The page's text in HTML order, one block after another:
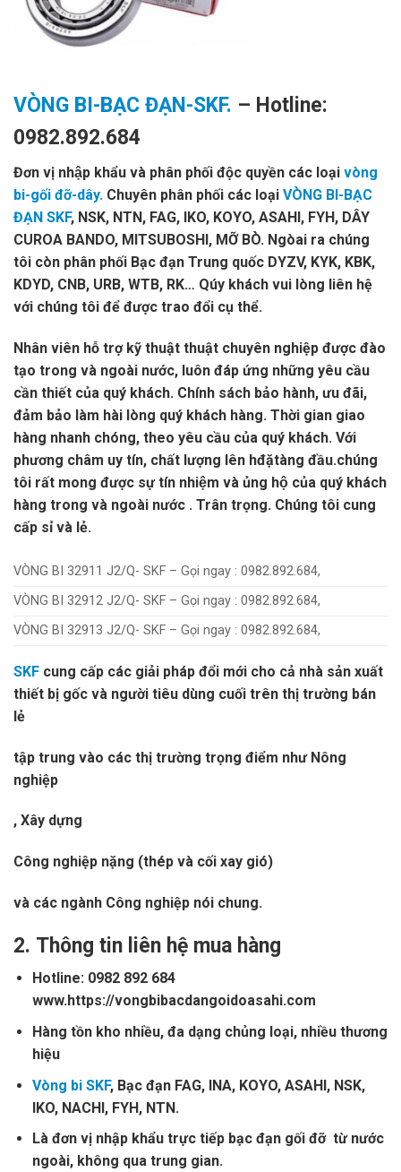
VÒNG BI-BẠC ĐẠN-SKF. – Hotline:
0982.892.684
Đơn vị nhập khẩu và phân phối độc quyền các loại vòng
bi-gối đỡ-dây. Chuyên phân phối các loại VÒNG BI-BẠC
ĐẠN SKF, NSK, NTN, FAG, IKO, KOYO, ASAHI, FYH, DÂY
CUROA BANDO, MITSUBOSHI, MỠ BÒ. Ngòai ra chúng
tôi còn phân phối Bạc đạn Trung quốc DYZV, KYK, KBK,
KDYD, CNB, URB, WTB, RK… Qúy khách vui lòng liên hệ
với chúng tôi để được trao đổi cụ thể.
Nhân viên hỗ trợ kỹ thuật thuật chuyên nghiệp được đào
tạo trong và ngoài nước, luôn đáp ứng những yêu cầu
cần thiết của quý khách. Chính sách bảo hành, ưu đãi,
đảm bảo làm hài lòng quý khách hàng. Thời gian giao
hàng nhanh chóng, theo yêu cầu của quý khách. Với
phương châm uy tín, chất lượng lên hđặtàng đầu.chúng
tôi rất mong được sự tín nhiệm và ủng hộ của quý khách
hàng trong và ngoài nước . Trân trọng. Chúng tôi cung
cấp sỉ và lẻ.
VÒNG BI 32911 J2/Q- SKF – Gọi ngay : 0982.892.684,
VÒNG BI 32912 J2/Q- SKF – Gọi ngay : 0982.892.684,
VÒNG BI 32913 J2/Q- SKF – Gọi ngay : 0982.892.684,
SKF cung cấp các giải pháp đổi mới cho cả nhà sản xuất
thiết bị gốc và người tiêu dùng cuối trên thị trường bán
lẻ
tập trung vào các thị trường trọng điểm như Nông
nghiệp
, Xây dựng
Công nghiệp nặng (thép và cối xay gió)
và các ngành Công nghiệp nói chung.
2. Thông tin liên hệ mua hàng
Hotline: 0982 892 684
www.https://vongbibacdangoidoasahi.com
Hàng tồn kho nhiều, đa dạng chủng loại, nhiều thương
hiệu
Vòng bi SKF, Bạc đạn FAG, INA, KOYO, ASAHI, NSK,
IKO, NACHI, FYH, NTN.
Là đơn vị nhập khẩu trực tiếp bạc đạn gối đỡ từ nước
ngoài, không qua trung gian.